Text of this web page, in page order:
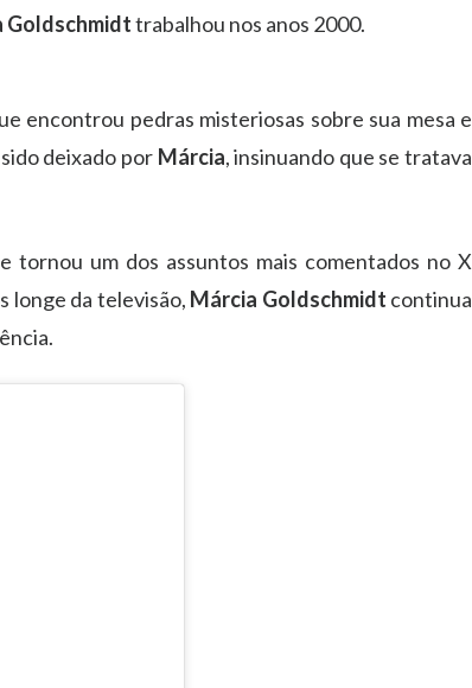
Goldschmidttrabalhou nos anos 2000.
encontrou pedras misteriosas sobre sua mesa e
deixado por Márcia, insinuando que se tratava
tornou um dos assuntos mais comentados no X
longe da televisão, Márcia Goldschmidt continua